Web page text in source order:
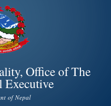
Office of The
of Nepal